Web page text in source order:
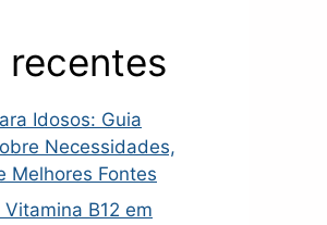
recentes
Idosos: Guia
Necessidades,
Melhores Fontes
B12 em